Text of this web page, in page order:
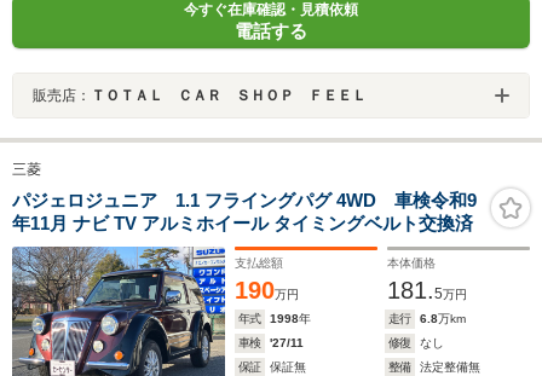
今すぐ在庫確認・見積依頼
電話する
販売店： ＴＯＴＡＬ ＣＡＲ ＳＨＯＰ ＦＥＥＬ
三菱
パジェロジュニア 1.1 フライングパグ 4WD 車検令和9
年11月 ナビ TV アルミホイール タイミングベルト交換済
支払総額
190万円
本体価格
181.5万円
年式
1998年 走行 6.8万km
車検
'27/11 修復
なし
保証
保証無 整備
法定整備無